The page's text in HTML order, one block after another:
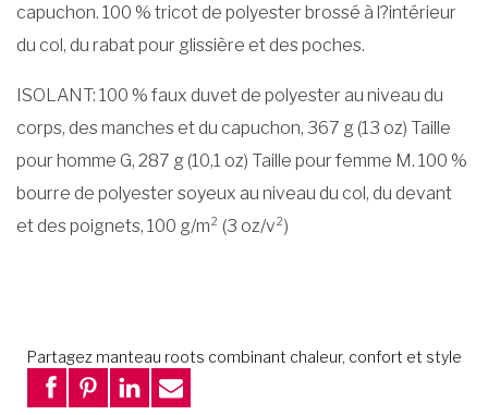
capuchon. 100 % tricot de polyester brossé à l?intérieur
du col, du rabat pour glissière et des poches.
ISOLANT: 100 % faux duvet de polyester au niveau du
corps, des manches et du capuchon, 367 g (13 oz) Taille
pour homme G, 287 g (10,1 oz) Taille pour femme M. 100 %
bourre de polyester soyeux au niveau du col, du devant
et des poignets, 100 g/m² (3 oz/v²)
Partagez manteau roots combinant chaleur, confort et style